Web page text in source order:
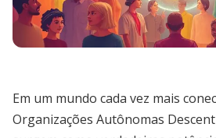
Em um mundo cada vez mais
Organizações Autônomas